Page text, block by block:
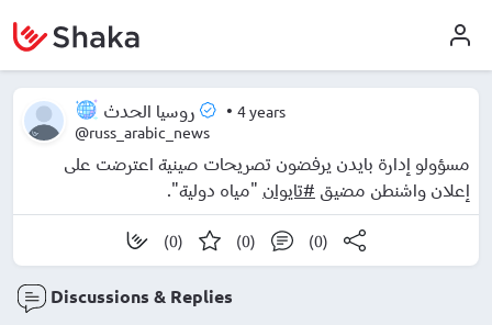
روسيا الحدث • 4 years
@russ_arabic_news
مسؤولو إدارة بايدن يرفضون تصريحات صينية اعترضت على
إعلان واشنطن مضيق #تايوان "مياه دولية".
(0) (0) (0)
Discussions & Replies